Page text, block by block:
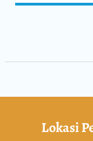
Lokasi